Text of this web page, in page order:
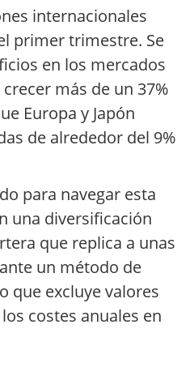
internacionales
primer trimestre. Se
en los mercados
más de un 37%
Europa y Japón
de alrededor del 9%
para navegar esta
una diversificación
que replica a unas
un método de
que excluye valores
costes anuales en